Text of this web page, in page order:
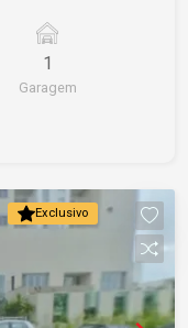
1
Garagem
Exclusivo